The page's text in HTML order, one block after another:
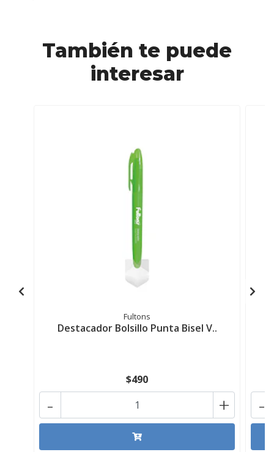
También te puede
interesar
Fultons
Destacador Bolsillo Punta Bisel V..
$490
+
- -